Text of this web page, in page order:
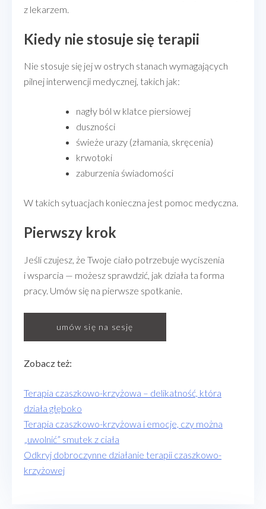
z lekarzem.
Kiedy nie stosuje się terapii
Nie stosuje się jej w ostrych stanach wymagających
pilnej interwencji medycznej, takich jak:
nagły ból w klatce piersiowej
duszności
świeże urazy (złamania, skręcenia)
krwotoki
zaburzenia świadomości
W takich sytuacjach konieczna jest pomoc medyczna.
Pierwszy krok
Jeśli czujesz, że Twoje ciało potrzebuje wyciszenia
i wsparcia — możesz sprawdzić, jak działa ta forma
pracy. Umów się na pierwsze spotkanie.
umów się na sesję
Zobacz też:
Terapia czaszkowo-krzyżowa – delikatność, która
działa głęboko
Terapia czaszkowo-krzyżowa i emocje, czy można
„uwolnić” smutek z ciała
Odkryj dobroczynne działanie terapii czaszkowo-
krzyżowej